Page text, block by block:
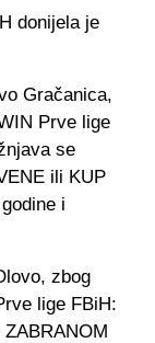
donijela je
Gračanica,
Prve lige
se
ili KUP
i
zbog
lige FBiH: